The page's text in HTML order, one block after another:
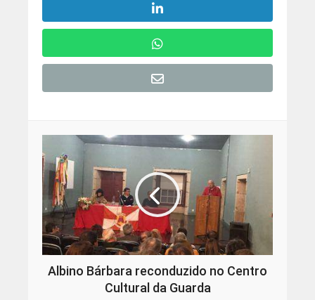
Albino Bárbara reconduzido no Centro
Cultural da Guarda